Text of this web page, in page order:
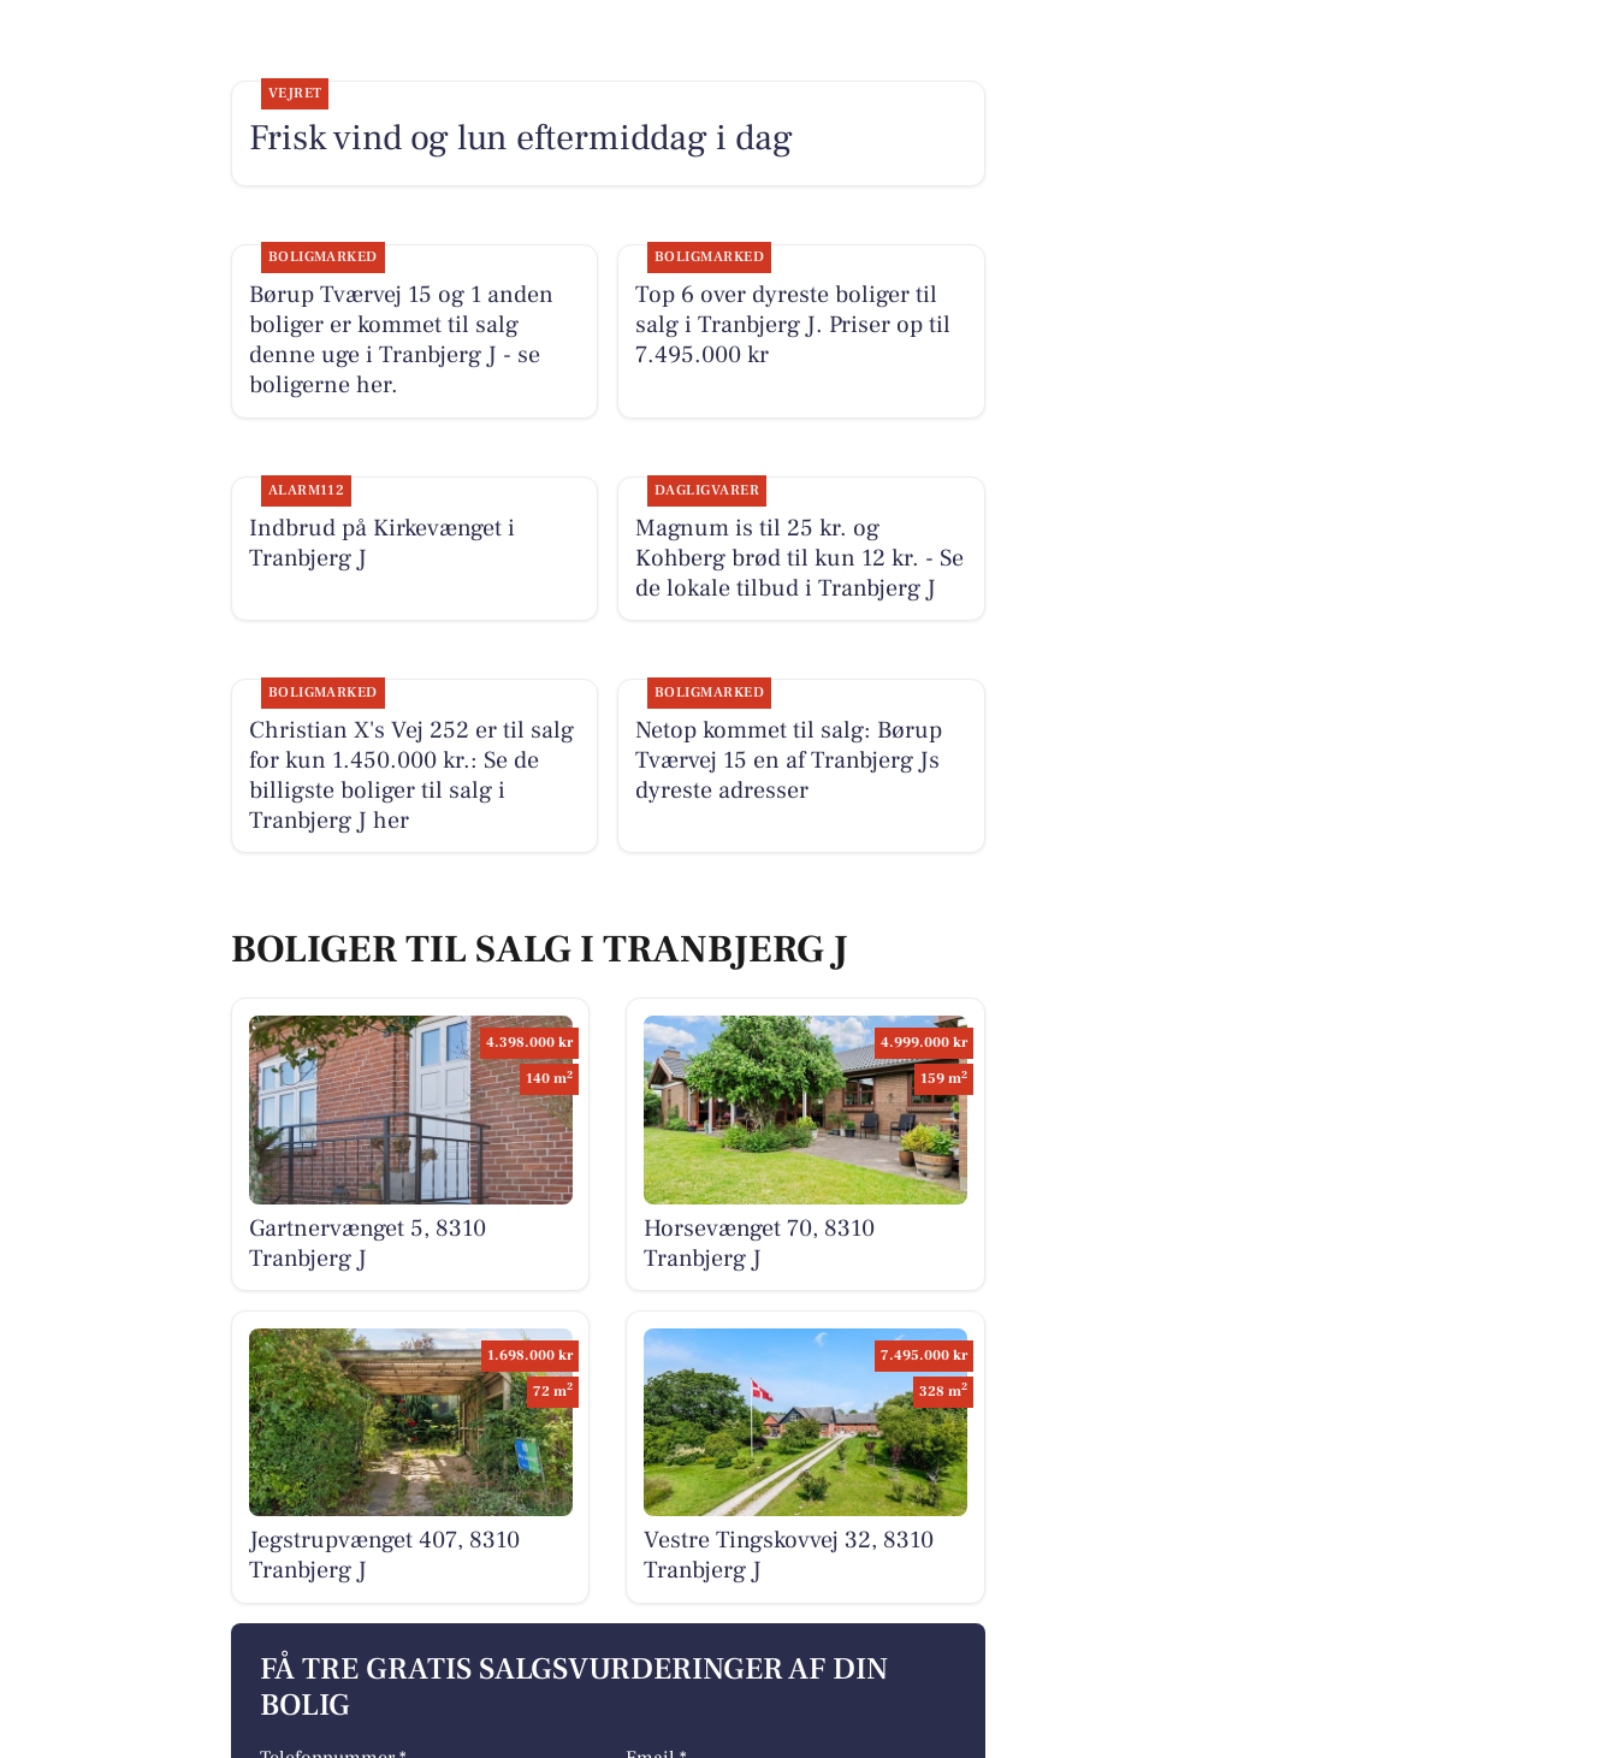
VEJRET
Frisk vind og lun eftermiddag i dag
BOLIGMARKED
Børup Tværvej 15 og 1 anden
boliger er kommet til salg
denne uge i Tranbjerg J - se
boligerne her.
BOLIGMARKED
Top 6 over dyreste boliger til
salg i Tranbjerg J. Priser op til
7.495.000 kr
ALARM112
Indbrud på Kirkevænget i
Tranbjerg J
DAGLIGVARER
Magnum is til 25 kr. og
Kohberg brød til kun 12 kr. - Se
de lokale tilbud i Tranbjerg J
BOLIGMARKED
Christian X's Vej 252 er til salg
for kun 1.450.000 kr.: Se de
billigste boliger til salg i
Tranbjerg J her
BOLIGMARKED
Netop kommet til salg: Børup
Tværvej 15 en af Tranbjerg Js
dyreste adresser
BOLIGER TIL SALG I TRANBJERG J
4.398.000 kr
140 m2
Gartnervænget 5, 8310
Tranbjerg J
4.999.000 kr
159 m2
Horsevænget 70, 8310
Tranbjerg J
1.698.000 kr
72 m2
Jegstrupvænget 407, 8310
Tranbjerg J
7.495.000 kr
328 m2
Vestre Tingskovvej 32, 8310
Tranbjerg J
FÅ TRE GRATIS SALGSVURDERINGER AF DIN
BOLIG